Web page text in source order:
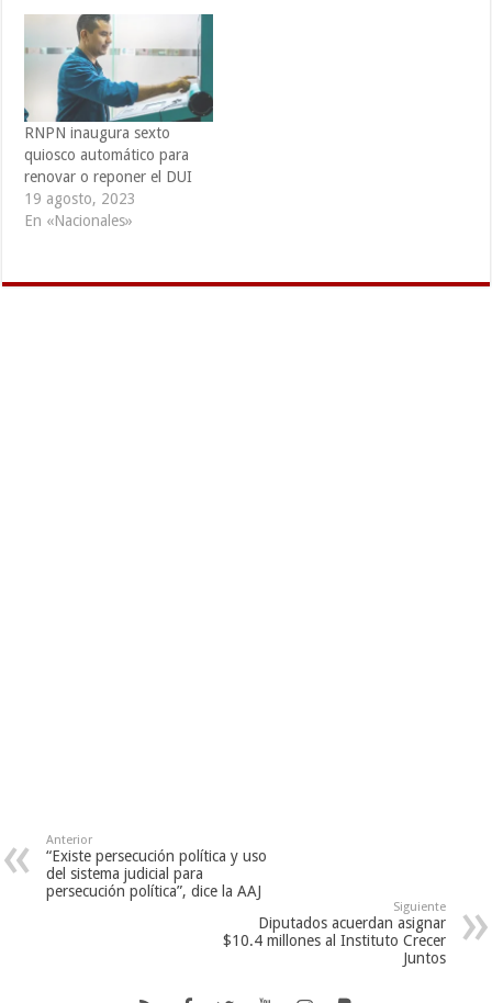
RNPN inaugura sexto
quiosco automático para
renovar o reponer el DUI
19 agosto, 2023
En «Nacionales»
Anterior
“Existe persecución política y uso
del sistema judicial para
persecución política”, dice la AAJ
Siguiente
Diputados acuerdan asignar
$10.4 millones al Instituto Crecer
Juntos